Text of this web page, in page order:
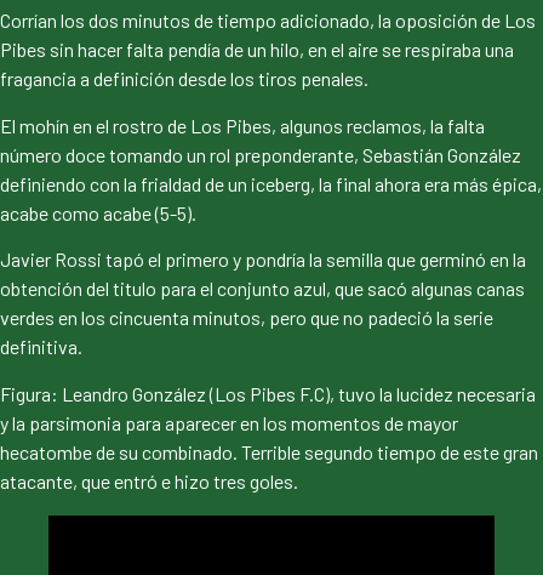
Corrían los dos minutos de tiempo adicionado, la oposición de Los
Pibes sin hacer falta pendía de un hilo, en el aire se respiraba una
fragancia a definición desde los tiros penales.
El mohín en el rostro de Los Pibes, algunos reclamos, la falta
número doce tomando un rol preponderante, Sebastián González
definiendo con la frialdad de un iceberg, la final ahora era más épica,
acabe como acabe (5-5).
Javier Rossi tapó el primero y pondría la semilla que germinó en la
obtención del titulo para el conjunto azul, que sacó algunas canas
verdes en los cincuenta minutos, pero que no padeció la serie
definitiva.
Figura: Leandro González (Los Pibes F.C), tuvo la lucidez necesaria
y la parsimonia para aparecer en los momentos de mayor
hecatombe de su combinado. Terrible segundo tiempo de este gran
atacante, que entró e hizo tres goles.